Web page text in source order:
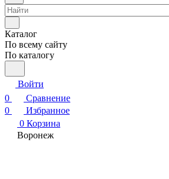
Каталог
По всему сайту
По каталогу
Войти
0
Сравнение
0
Избранное
0 Корзина
Воронеж